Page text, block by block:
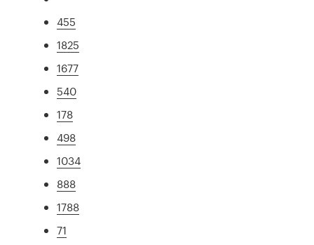
455
1825
1677
540
178
498
1034
888
1788
71